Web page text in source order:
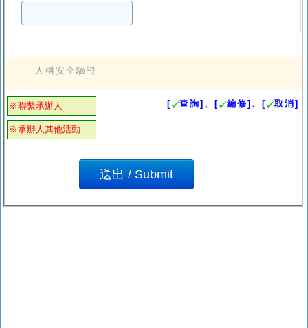
人機安全驗證
※聯繫承辦人
※承辦人其他活動
[ 查詢]、[ 編修]、[ 取消]